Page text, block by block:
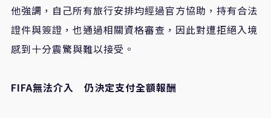
他強調，自己所有旅行安排均經過官方協助，持有合法
證件與簽證，也通過相關資格審查，因此對遭拒絕入境
感到十分震驚與難以接受。
FIFA無法介入 仍決定支付全額報酬